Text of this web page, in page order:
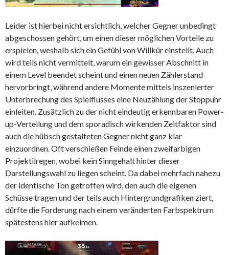
Leider ist hierbei nicht ersichtlich, welcher Gegner unbedingt
abgeschossen gehört, um einen dieser möglichen Vorteile zu
erspielen, weshalb sich ein Gefühl von Willkür einstellt. Auch
wird teils nicht vermittelt, warum ein gewisser Abschnitt in
einem Level beendet scheint und einen neuen Zählerstand
hervorbringt, während andere Momente mittels inszenierter
Unterbrechung des Spielflusses eine Neuzählung der Stoppuhr
einleiten. Zusätzlich zu der nicht eindeutig erkennbaren Power-
up-Verteilung und dem sporadisch wirkenden Zeitfaktor sind
auch die hübsch gestalteten Gegner nicht ganz klar
einzuordnen. Oft verschießen Feinde einen zweifarbigen
Projektilregen, wobei kein Sinngehalt hinter dieser
Darstellungswahl zu liegen scheint. Da dabei mehrfach nahezu
der identische Ton getroffen wird, den auch die eigenen
Schüsse tragen und der teils auch Hintergrundgrafiken ziert,
dürfte die Forderung nach einem veränderten Farbspektrum
spätestens hier aufkeimen.